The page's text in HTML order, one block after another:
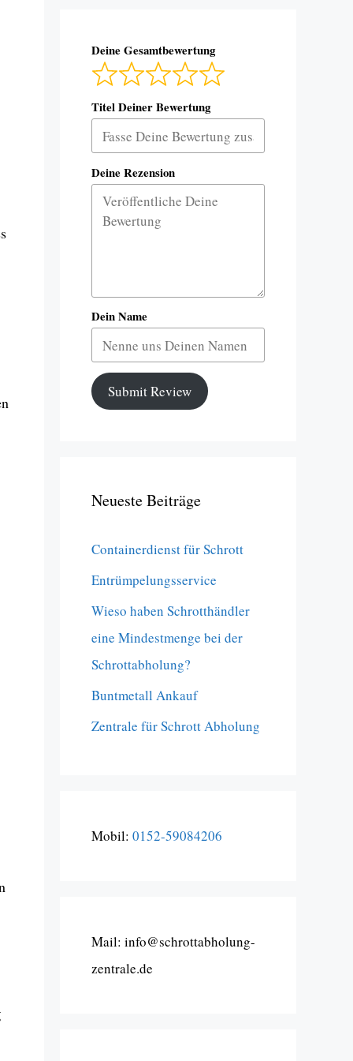
Deine Gesamtbewertung
Titel Deiner Bewertung
Deine Rezension
Dein Name
Submit Review
Neueste Beiträge
Containerdienst für Schrott
Entrümpelungsservice
Wieso haben Schrotthändler
eine Mindestmenge bei der
Schrottabholung?
Buntmetall Ankauf
Zentrale für Schrott Abholung
Mobil: 0152-59084206
Mail: info@schrottabholung-
zentrale.de